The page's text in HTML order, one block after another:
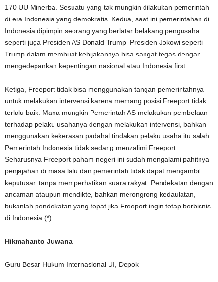
170 UU Minerba. Sesuatu yang tak mungkin dilakukan pemerintah
di era Indonesia yang demokratis. Kedua, saat ini pemerintahan di
Indonesia dipimpin seorang yang berlatar belakang pengusaha
seperti juga Presiden AS Donald Trump. Presiden Jokowi seperti
Trump dalam membuat kebijakannya bisa sangat tegas dengan
mengedepankan kepentingan nasional atau Indonesia first.
Ketiga, Freeport tidak bisa menggunakan tangan pemerintahnya
untuk melakukan intervensi karena memang posisi Freeport tidak
terlalu baik. Mana mungkin Pemerintah AS melakukan pembelaan
terhadap pelaku usahanya dengan melakukan intervensi, bahkan
menggunakan kekerasan padahal tindakan pelaku usaha itu salah.
Pemerintah Indonesia tidak sedang menzalimi Freeport.
Seharusnya Freeport paham negeri ini sudah mengalami pahitnya
penjajahan di masa lalu dan pemerintah tidak dapat mengambil
keputusan tanpa memperhatikan suara rakyat. Pendekatan dengan
ancaman ataupun mendikte, bahkan merongrong kedaulatan,
bukanlah pendekatan yang tepat jika Freeport ingin tetap berbisnis
di Indonesia.(*)
Hikmahanto Juwana
Guru Besar Hukum Internasional UI, Depok